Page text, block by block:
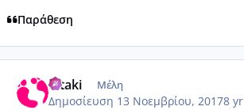
Παράθεση
ditaki Μέλη
Δημοσίευση 13 Νοεμβρίου, 20178 yr